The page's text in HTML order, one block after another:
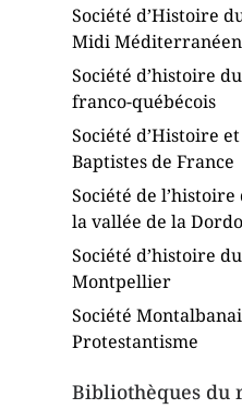
Société d’Histoire
Midi Méditerranéen
Société d’histoire
franco-québécois
Société d’Histoire
Baptistes de France
Société de
la vallée de la
Société d’histoire
Montpellier
Société
Protestantisme
Bibliothèques du